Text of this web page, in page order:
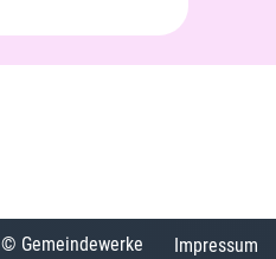
© Gemeindewerke
Impressum